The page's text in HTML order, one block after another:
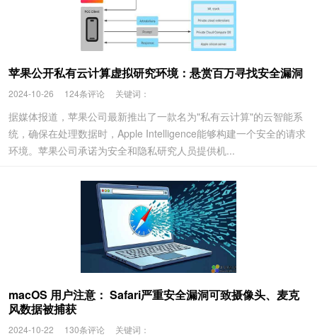
苹果公开私有云计算虚拟研究环境：悬赏百万寻找安全漏洞
2024-10-26 124条评论 关键词：
据媒体报道，苹果公司最新推出了一款名为"私有云计算"的云智能系
统，确保在处理数据时，Apple Intelligence能够构建一个安全的请求
环境。苹果公司承诺为安全和隐私研究人员提供机...
macOS 用户注意： Safari严重安全漏洞可致摄像头、麦克
风数据被捕获
2024-10-22 130条评论 关键词：